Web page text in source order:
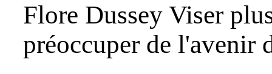
Flore Dussey Viser
préoccuper de l'avenir